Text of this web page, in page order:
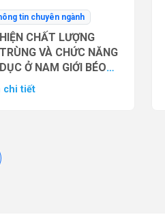
tin chuyên ngành
CHẤT LƯỢNG
VÀ CHỨC NĂNG
Ở NAM GIỚI BÉO
THUỐC ĐỒNG VẬN
chi tiết